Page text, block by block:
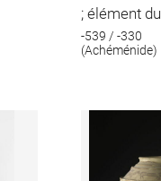
; élément
-539 / -330
(Achéménide)